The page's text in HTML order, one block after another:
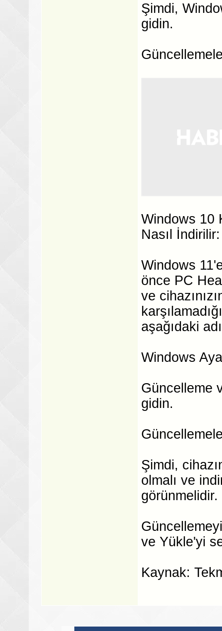
Şimdi,
gidin.
Windows 10
Nasıl İndirilir:
Windows
önce PC
ve
aşağıdaki
Windows
Güncelleme
gidin.
Şimdi,
olmalı ve
görünmelidir.
ve Yükle'yi
Kaynak: